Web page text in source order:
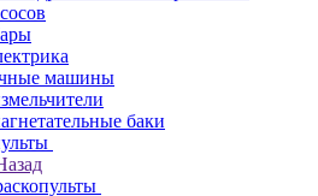
машины
баки